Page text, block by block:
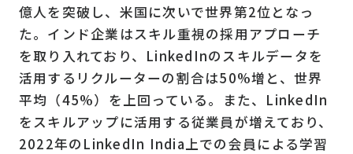
億人を突破し、米国に次いで世界第2位となっ
た。インド企業はスキル重視の採用アプローチ
を取り入れており、LinkedInのスキルデータを
活用するリクルーターの割合は50%増と、世界
平均（45%）を上回っている。また、LinkedIn
をスキルアップに活用する従業員が増えており、
2022年のLinkedIn India上での会員による学習